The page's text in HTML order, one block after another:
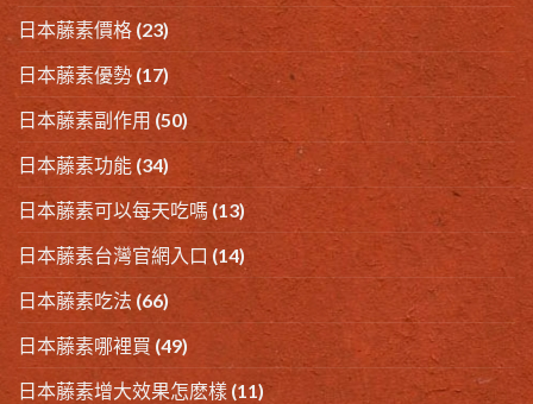
日本藤素價格 (23)
日本藤素優勢 (17)
日本藤素副作用 (50)
日本藤素功能 (34)
日本藤素可以每天吃嗎 (13)
日本藤素台灣官網入口 (14)
日本藤素吃法 (66)
日本藤素哪裡買 (49)
日本藤素增大效果怎麽樣 (11)